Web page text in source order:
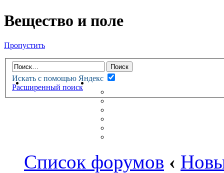
Вещество и поле
Пропустить
Искать с помощью Яндекс
Расширенный поиск
НОВАЯ ТЕОРИЯФОРУМ
НЕПРОЧИТАННЫЕ
Список форумов ‹